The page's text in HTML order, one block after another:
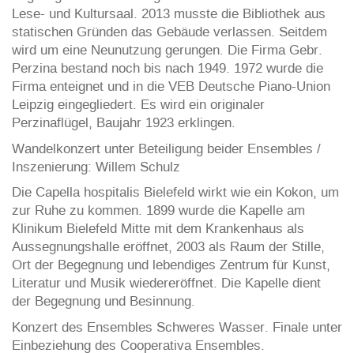
Lese- und Kultursaal. 2013 musste die Bibliothek aus
statischen Gründen das Gebäude verlassen. Seitdem
wird um eine Neunutzung gerungen. Die Firma Gebr.
Perzina bestand noch bis nach 1949. 1972 wurde die
Firma enteignet und in die VEB Deutsche Piano-Union
Leipzig eingegliedert. Es wird ein originaler
Perzinaflügel, Baujahr 1923 erklingen.
Wandelkonzert unter Beteiligung beider Ensembles /
Inszenierung: Willem Schulz
Die Capella hospitalis Bielefeld wirkt wie ein Kokon, um
zur Ruhe zu kommen. 1899 wurde die Kapelle am
Klinikum Bielefeld Mitte mit dem Krankenhaus als
Aussegnungshalle eröffnet, 2003 als Raum der Stille,
Ort der Begegnung und lebendiges Zentrum für Kunst,
Literatur und Musik wiedereröffnet. Die Kapelle dient
der Begegnung und Besinnung.
Konzert des Ensembles Schweres Wasser. Finale unter
Einbeziehung des Cooperativa Ensembles.